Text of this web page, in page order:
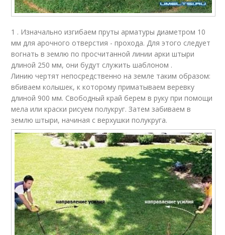
1 . Изначально изгибаем пруты арматуры диаметром 10
мм для арочного отверстия - прохода. Для этого следует
вогнать в землю по просчитанной линии арки штыри
длиной 250 мм, они будут служить шаблоном .
Линию чертят непосредственно на земле таким образом:
вбиваем колышек, к которому приматываем веревку
длиной 900 мм. Свободный край берем в руку при помощи
мела или краски рисуем полукруг. Затем забиваем в
землю штыри, начиная с верхушки полукруга.